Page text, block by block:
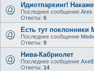
Идиотпаркинг!
Последнее сообщение Ares
Ответы: 6
Есть тут поклонники
Последнее сообщение
Ответы: 9
Нива-Кабриолет
Последнее сообщение
Ответы: 14